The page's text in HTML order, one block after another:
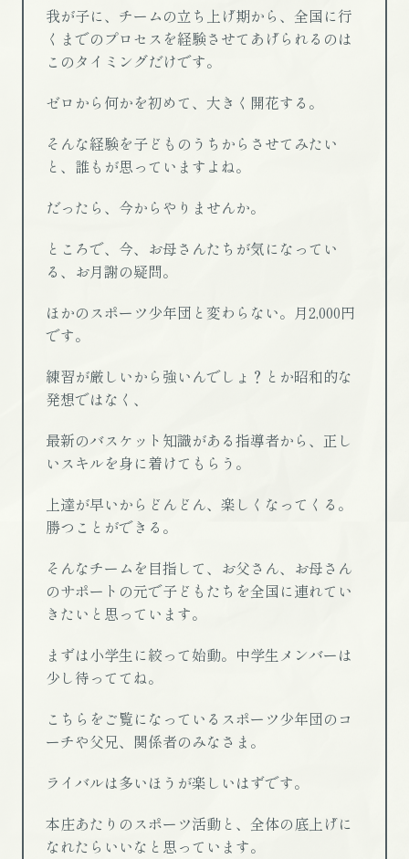
我が子に、チームの立ち上げ期から、全国に行
くまでのプロセスを経験させてあげられるのは
このタイミングだけです。
ゼロから何かを初めて、大きく開花する。
そんな経験を子どものうちからさせてみたい
と、誰もが思っていますよね。
だったら、今からやりませんか。
ところで、今、お母さんたちが気になってい
る、お月謝の疑問。
ほかのスポーツ少年団と変わらない。月2,000円
です。
練習が厳しいから強いんでしょ？とか昭和的な
発想ではなく、
最新のバスケット知識がある指導者から、正し
いスキルを身に着けてもらう。
上達が早いからどんどん、楽しくなってくる。
勝つことができる。
そんなチームを目指して、お父さん、お母さん
のサポートの元で子どもたちを全国に連れてい
きたいと思っています。
まずは小学生に絞って始動。中学生メンバーは
少し待っててね。
こちらをご覧になっているスポーツ少年団のコ
ーチや父兄、関係者のみなさま。
ライバルは多いほうが楽しいはずです。
本庄あたりのスポーツ活動と、全体の底上げに
なれたらいいなと思っています。